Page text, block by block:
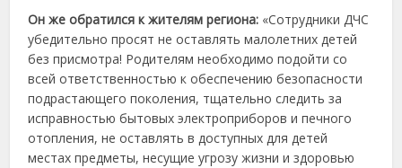
Он же обратился к жителям региона: «Сотрудники ДЧС
убедительно просят не оставлять малолетних детей
без присмотра! Родителям необходимо подойти со
всей ответственностью к обеспечению безопасности
подрастающего поколения, тщательно следить за
исправностью бытовых электроприборов и печного
отопления, не оставлять в доступных для детей
местах предметы, несущие угрозу жизни и здоровью